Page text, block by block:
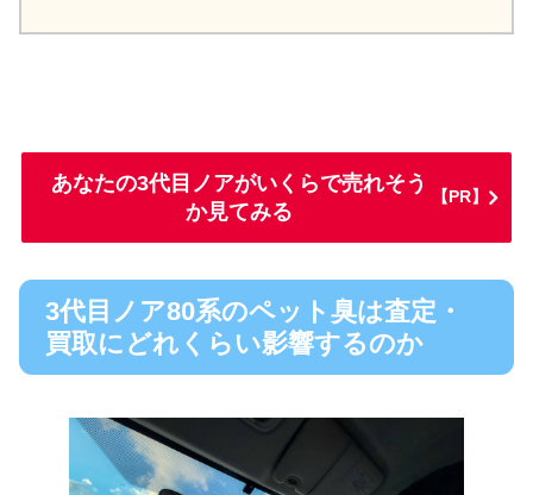
あなたの3代目ノアがいくらで売れそう
か見てみる
【PR】
3代目ノア80系のペット臭は査定・
買取にどれくらい影響するのか